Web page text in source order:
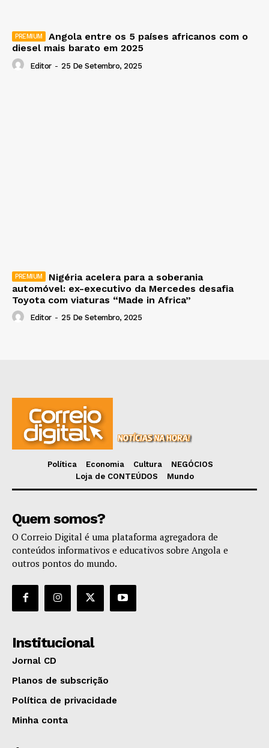
Angola entre os 5 países africanos com o
diesel mais barato em 2025
Editor - 25 De Setembro, 2025
Nigéria acelera para a soberania
automóvel: ex-executivo da Mercedes desafia
Toyota com viaturas “Made in Africa”
Editor - 25 De Setembro, 2025
Política Economia Cultura
NEGÓCIOS
Loja de CONTEÚDOS
Mundo
Quem somos?
O Correio Digital é uma plataforma agregadora de
conteúdos informativos e educativos sobre Angola e
outros pontos do mundo.
Institucional
Jornal CD
Planos de subscrição
Política de privacidade
Minha conta